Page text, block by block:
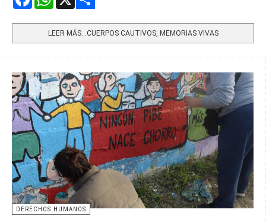
LEER MÁS…CUERPOS CAUTIVOS, MEMORIAS VIVAS
DERECHOS HUMANOS